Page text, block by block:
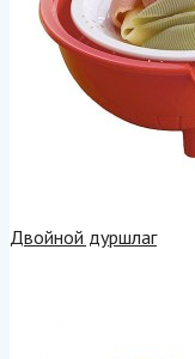
Двойной дуршлаг